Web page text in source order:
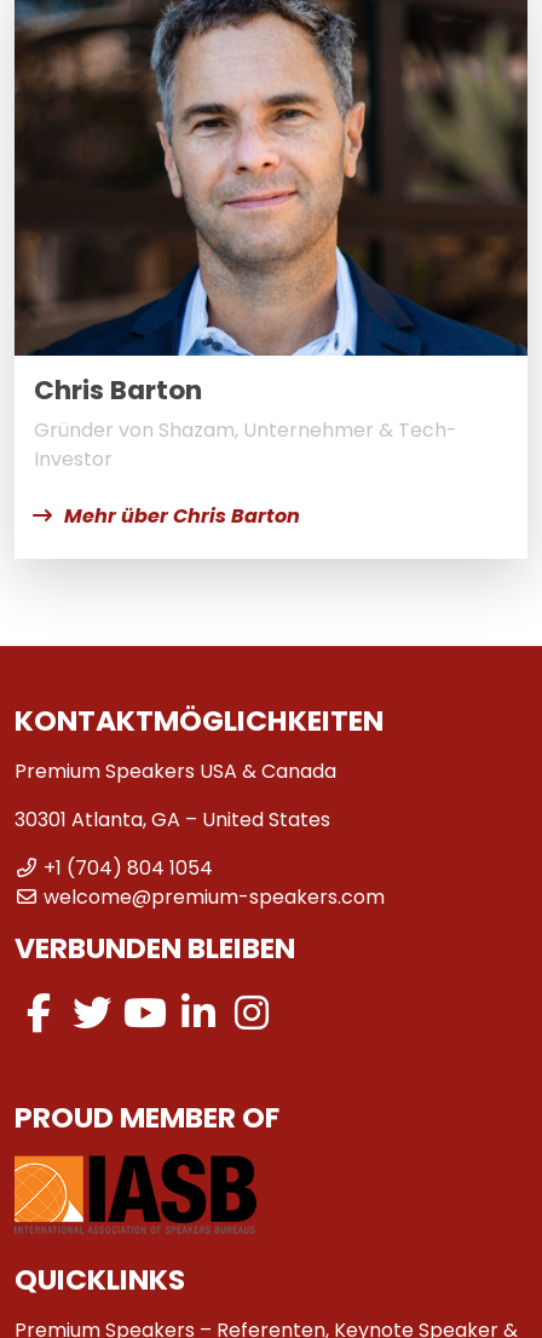
Chris Barton
Gründer von Shazam, Unternehmer & Tech-
Investor
Mehr über Chris Barton
KONTAKTMÖGLICHKEITEN
Premium Speakers USA & Canada
30301 Atlanta, GA – United States
+1 (704) 804 1054
welcome@premium-speakers.com
VERBUNDEN BLEIBEN
PROUD MEMBER OF
QUICKLINKS
Premium Speakers – Referenten, Keynote Speaker &